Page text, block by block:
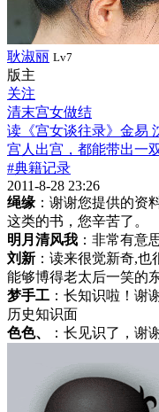
耿淑丽 Lv7
版主
关注
清末宫女做结
读《宫女谈往录》金易
宫人出宫，都能带出一
#典籍记录
2011-8-28 23:26
绳缘 ：谢谢您提供的资
这类的书，您辛苦了。
明月清风我 ：非常有意
刘新 ：读来很觉新奇,
能够博得老太后一笑的
梦手工 ：长知识啦！谢
历史知识面
色色、
：长见识了，谢